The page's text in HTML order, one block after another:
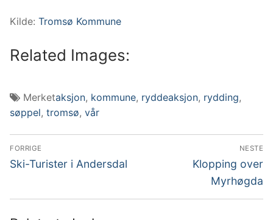
Kilde: Tromsø Kommune
Related Images:
Merketaksjon, kommune, ryddeaksjon, rydding,
søppel, tromsø, vår
Innleggsnavigasjon
FORRIGE
Forrige
Ski-Turister i Andersdal
NESTE
Neste
innlegg:
Klopping over
Myrhøgda